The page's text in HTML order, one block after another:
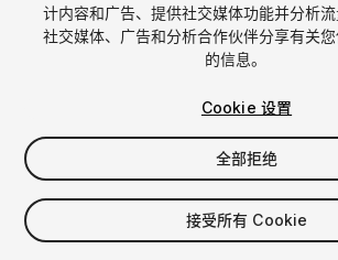
FREE
137viewsin the past week
计内容和广告、提供社交媒体功能并分析
社交媒体、广告和分析合作伙伴分享有关
的信息。
Cookie 设置
全部拒绝
接受所有 Cookie